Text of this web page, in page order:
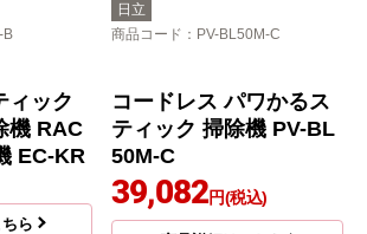
B
日立
商品コード ：PV-BL50M-C